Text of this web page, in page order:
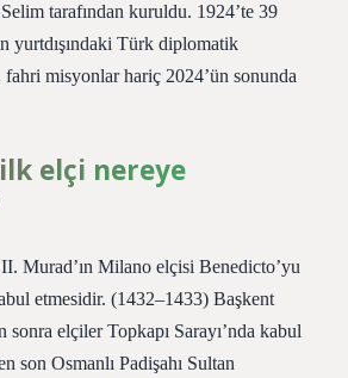
tarafından kuruldu. 1924’te 39
yurtdışındaki Türk diplomatik
fahri misyonlar hariç 2024’ün sonunda
elçi nereye
Murad’ın Milano elçisi Benedicto’yu
etmesidir. (1432–1433) Başkent
sonra elçiler Topkapı Sarayı’nda kabul
son Osmanlı Padişahı Sultan